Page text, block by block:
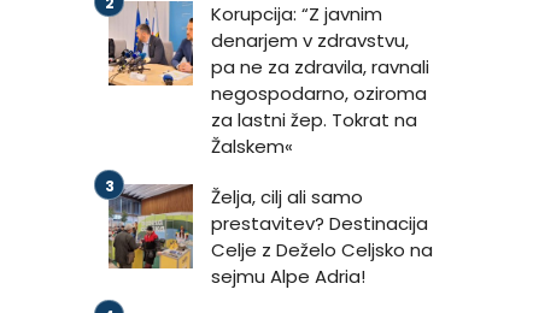
Korupcija: “Z javnim
denarjem v zdravstvu,
pa ne za zdravila, ravnali
negospodarno, oziroma
za lastni žep. Tokrat na
Žalskem«
Želja, cilj ali samo
prestavitev? Destinacija
Celje z Deželo Celjsko na
sejmu Alpe Adria!